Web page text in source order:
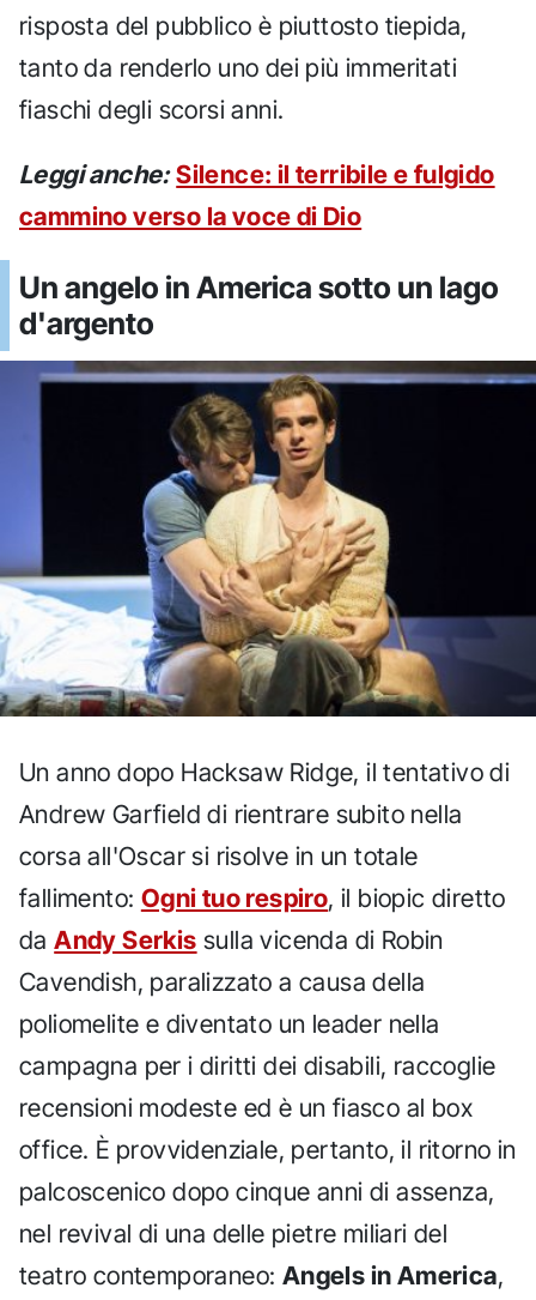
risposta del pubblico è piuttosto tiepida,
tanto da renderlo uno dei più immeritati
fiaschi degli scorsi anni.
Leggi anche: Silence: il terribile e fulgido
cammino verso la voce di Dio
Un angelo in America sotto un lago
d'argento
Un anno dopo Hacksaw Ridge, il tentativo di
Andrew Garfield di rientrare subito nella
corsa all'Oscar si risolve in un totale
fallimento: Ogni tuo respiro, il biopic diretto
daAndy Serkis sulla vicenda di Robin
Cavendish, paralizzato a causa della
poliomelite e diventato un leader nella
campagna per i diritti dei disabili, raccoglie
recensioni modeste ed è un fiasco al box
office. È provvidenziale, pertanto, il ritorno in
palcoscenico dopo cinque anni di assenza,
nel revival di una delle pietre miliari del
teatro contemporaneo: Angels in America,